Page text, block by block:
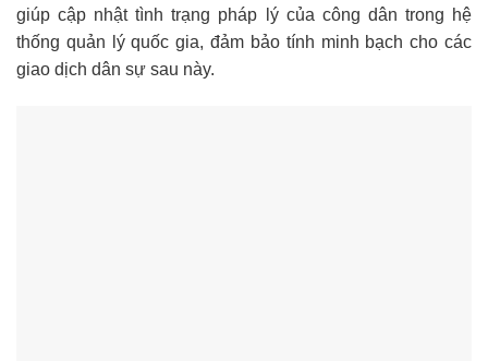
giúp cập nhật tình trạng pháp lý của công dân trong hệ
thống quản lý quốc gia, đảm bảo tính minh bạch cho các
giao dịch dân sự sau này.